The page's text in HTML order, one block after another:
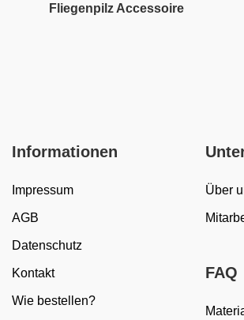
Fliegenpilz Accessoire
Informationen
Impressum
AGB
Datenschutz
Kontakt
Wie bestellen?
Über
FAQ